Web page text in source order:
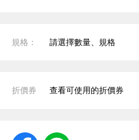
規格： 請選擇數量、規格
折價券 查看可使用的折價券